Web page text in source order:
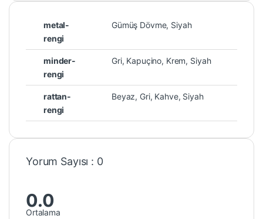
metal-
rengi
Gümüş Dövme, Siyah
minder-
rengi
Gri, Kapuçino, Krem, Siyah
rattan-
rengi
Beyaz, Gri, Kahve, Siyah
Yorum Sayısı : 0
0.0
Ortalama